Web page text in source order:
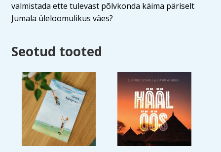
valmistada ette tulevast põlvkonda käima päriselt
Jumala üleloomulikus väes?
Seotud tooted